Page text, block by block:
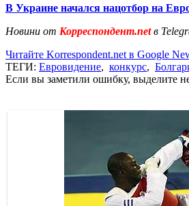
В Украине начался нацотбор на
Новини от Корреспондент.netв
Читайте Korrespondent.net в Google
ТЕГИ: Евровидение, конкурс,
Если вы заметили ошибку, выделите